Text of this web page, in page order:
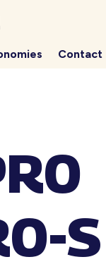
Contact
S